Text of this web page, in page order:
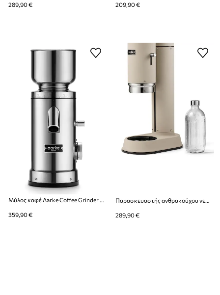
289,90 € 209,90 €
Μύλος καφέ Aarke Coffee Grinder EU 35,5 x 15,5 cm.
359,90 €
Παρασκευαστής ανθρακούχου νερού Aarke Carbonator Pro
289,90 €